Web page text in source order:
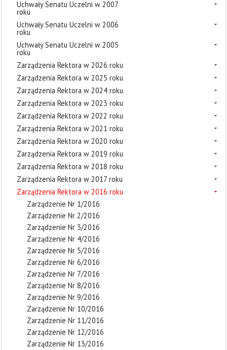
Uchwały Senatu Uczelni w 2007
roku
Uchwały Senatu Uczelni w 2006
roku
Uchwały Senatu Uczelni w 2005
roku
Zarządzenia Rektora w 2026 roku
Zarządzenia Rektora w 2025 roku
Zarządzenia Rektora w 2024 roku
Zarządzenia Rektora w 2023 roku
Zarządzenia Rektora w 2022 roku
Zarządzenia Rektora w 2021 roku
Zarządzenia Rektora w 2020 roku
Zarządzenia Rektora w 2019 roku
Zarządzenia Rektora w 2018 roku
Zarządzenia Rektora w 2017 roku
Zarządzenia Rektora w 2016 roku
Zarządzenie Nr 1/2016
Zarządzenie Nr 2/2016
Zarządzenie Nr 3/2016
Zarządzenie Nr 4/2016
Zarządzenie Nr 5/2016
Zarządzenie Nr 6/2016
Zarządzenie Nr 7/2016
Zarządzenie Nr 8/2016
Zarządzenie Nr 9/2016
Zarządzenie Nr 10/2016
Zarządzenie Nr 11/2016
Zarządzenie Nr 12/2016
Zarządzenie Nr 13/2016